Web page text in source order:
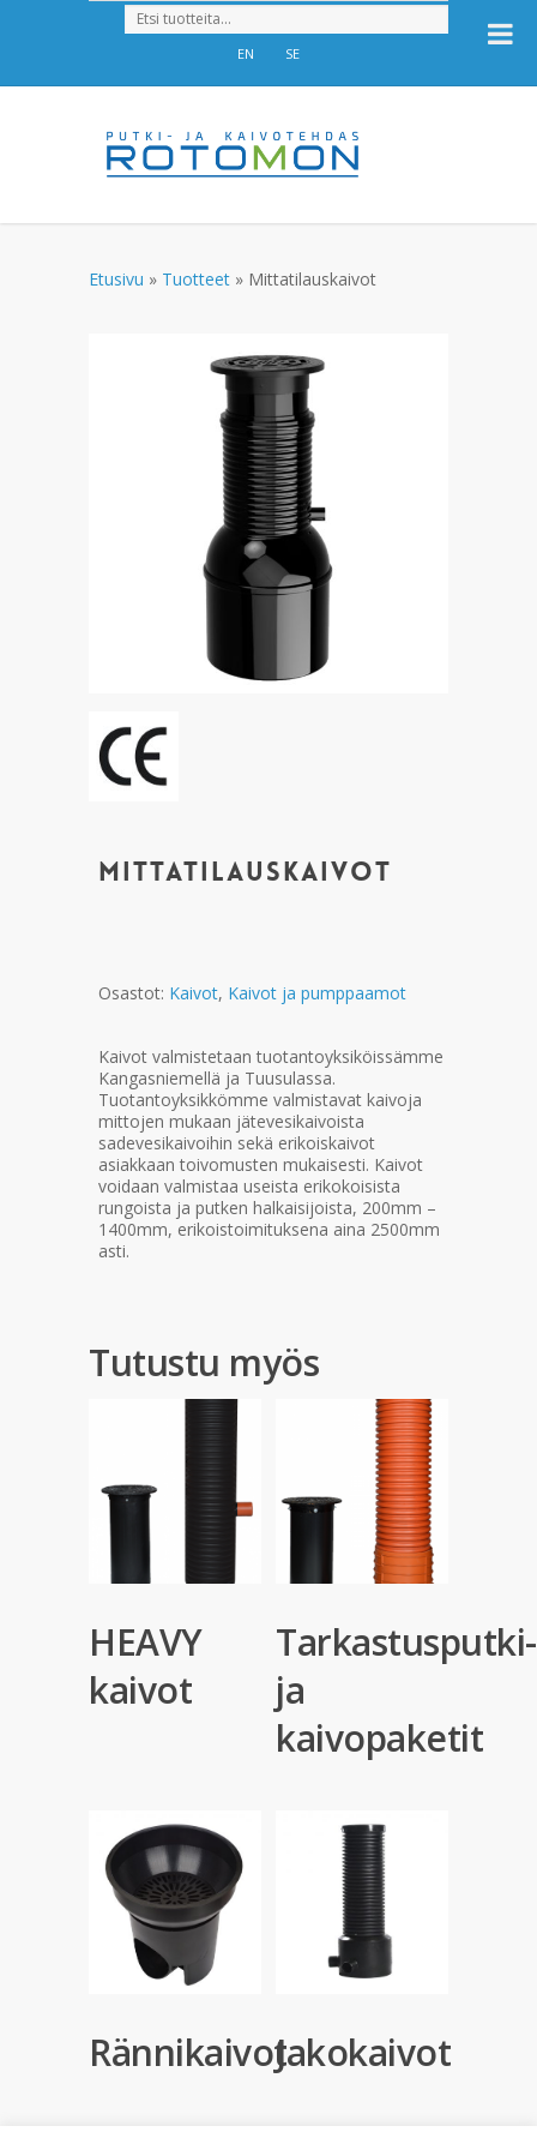
EN SE
Etusivu » Tuotteet » Mittatilauskaivot
Mittatilauskaivot
Osastot: Kaivot, Kaivot ja pumppaamot
Kaivot valmistetaan tuotantoyksiköissämme
Kangasniemellä ja Tuusulassa.
Tuotantoyksikkömme valmistavat kaivoja
mittojen mukaan jätevesikaivoista
sadevesikaivoihin sekä erikoiskaivot
asiakkaan toivomusten mukaisesti. Kaivot
voidaan valmistaa useista erikokoisista
rungoista ja putken halkaisijoista, 200mm –
1400mm, erikoistoimituksena aina 2500mm
asti.
Tutustu myös
HEAVY
kaivot
Tarkastusputki-
ja
kaivopaketit
RännikaivotJakokaivot